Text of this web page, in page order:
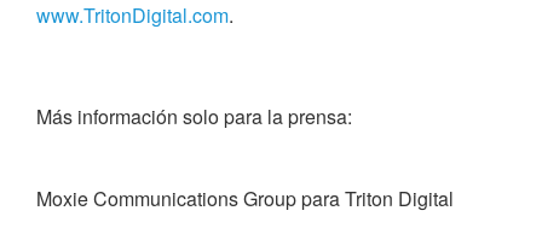
www.TritonDigital.com.
Más información solo para la prensa:
Moxie Communications Group para Triton Digital